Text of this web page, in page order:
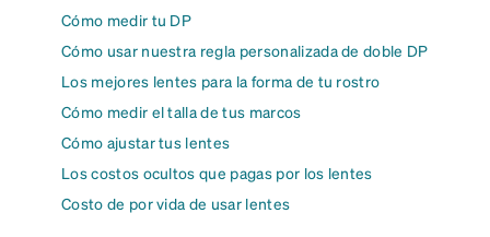
Cómo medir tu DP
Cómo usar nuestra regla personalizada de doble DP
Los mejores lentes para la forma de tu rostro
Cómo medir el talla de tus marcos
Cómo ajustar tus lentes
Los costos ocultos que pagas por los lentes
Costo de por vida de usar lentes